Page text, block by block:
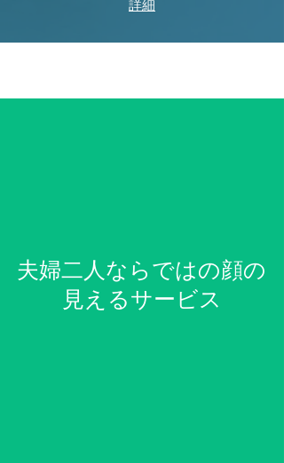
詳細
夫婦二人ならではの顔の
見えるサービス